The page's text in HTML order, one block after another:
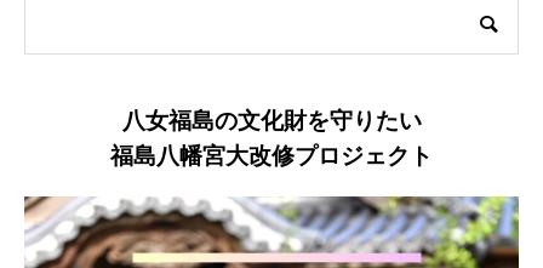
八女福島の文化財を守りたい
福島八幡宮大改修プロジェクト